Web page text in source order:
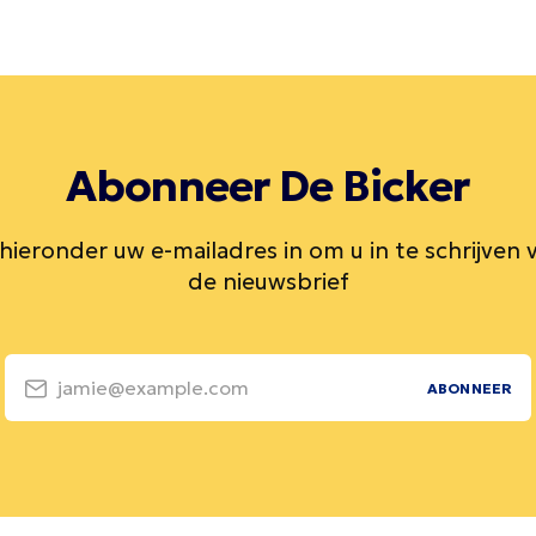
Abonneer De Bicker
uw e-mailadres in om u in te schrijven
de nieuwsbrief
jamie@example.com ABONNEER